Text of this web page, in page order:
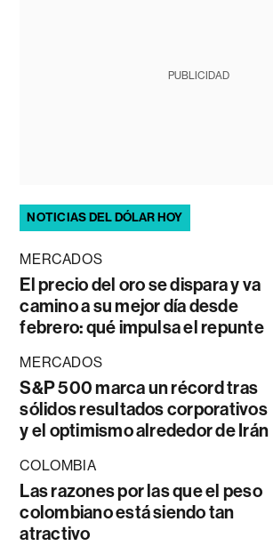
PUBLICIDAD
NOTICIAS DEL DÓLAR HOY
MERCADOS
El precio del oro se dispara y va
camino a su mejor día desde
febrero: qué impulsa el repunte
MERCADOS
S&P 500 marca un récord tras
sólidos resultados corporativos
y el optimismo alrededor de Irán
COLOMBIA
Las razones por las que el peso
colombiano está siendo tan
atractivo